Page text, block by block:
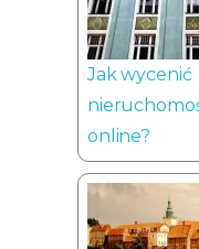
Jak wycenić
online?